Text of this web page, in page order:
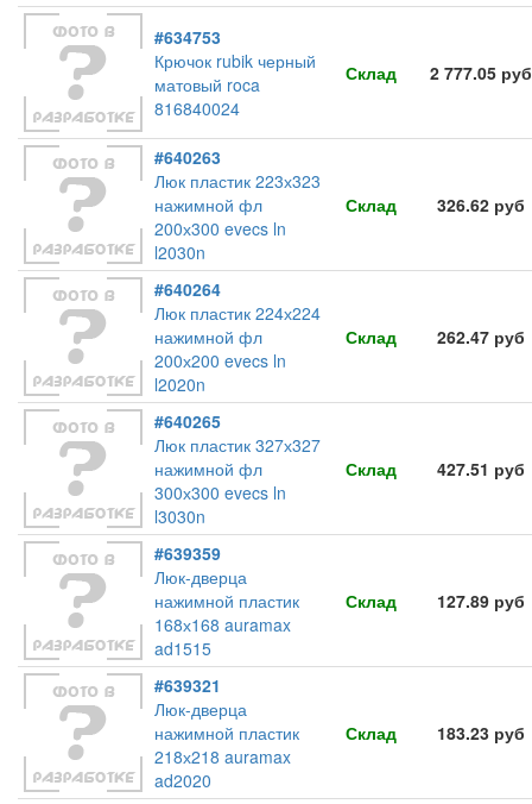
#634753
Крючок rubik черный
матовый roca
816840024
Склад 2 777.05 руб
#640263
Люк пластик 223х323
нажимной фл
200х300 evecs ln
l2030n
Склад 326.62 руб
#640264
Люк пластик 224х224
нажимной фл
200х200 evecs ln
l2020n
Склад 262.47 руб
#640265
Люк пластик 327х327
нажимной фл
300х300 evecs ln
l3030n
Склад 427.51 руб
#639359
Люк-дверца
нажимной пластик
168х168 auramax
ad1515
Склад 127.89 руб
#639321
Люк-дверца
нажимной пластик
218х218 auramax
ad2020
Склад 183.23 руб